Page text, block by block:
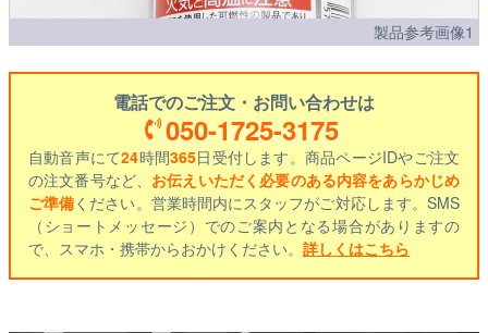
製品参考画像1
電話でのご注文・お問い合わせは
050-1725-3175
自動音声にて24時間365日受付します。商品ページIDやご注文
の注文番号など、 お伝えいただく必要のある内容をあらかじめ
ご準備ください。営業時間内にスタッフがご対応します。SMS
（ショートメッセージ）でのご案内となる場合がありますの
で、スマホ・携帯からおかけください。 詳しくはこちら